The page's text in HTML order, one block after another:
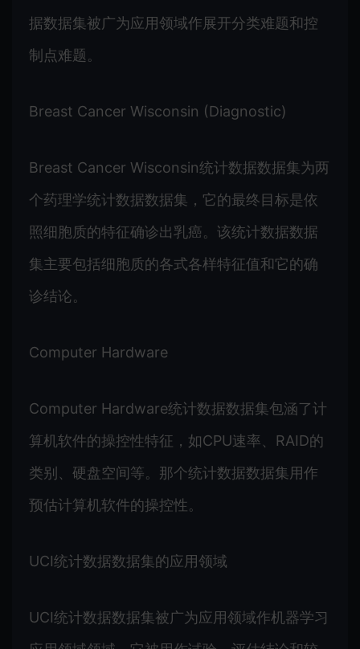
据数据集被广为应用领域作展开分类难题和控
制点难题。
Breast Cancer Wisconsin (Diagnostic)
Breast Cancer Wisconsin统计数据数据集为两
个药理学统计数据数据集，它的最终目标是依
照细胞质的特征确诊出乳癌。该统计数据数据
集主要包括细胞质的各式各样特征值和它的确
诊结论。
Computer Hardware
Computer Hardware统计数据数据集包涵了计
算机软件的操控性特征，如CPU速率、RAID的
类别、硬盘空间等。那个统计数据数据集用作
预估计算机软件的操控性。
UCI统计数据数据集的应用领域
UCI统计数据数据集被广为应用领域作机器学习